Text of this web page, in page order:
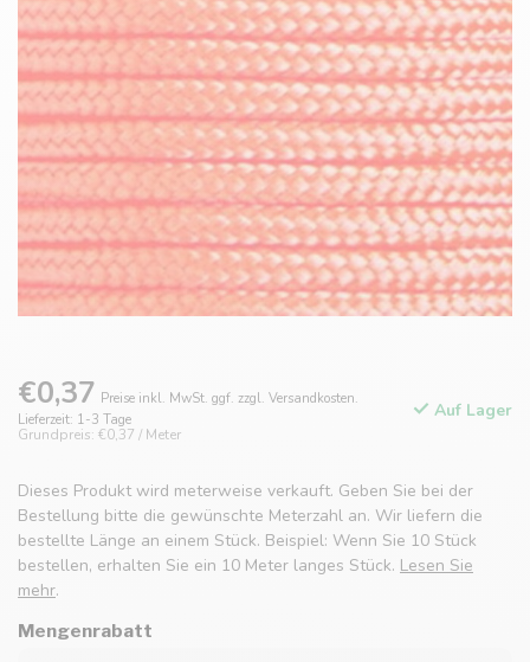
€0,37 Preise inkl. MwSt. ggf. zzgl. Versandkosten.
Lieferzeit: 1-3 Tage
Grundpreis: €0,37 / Meter
Auf Lager
Dieses Produkt wird meterweise verkauft. Geben Sie bei der
Bestellung bitte die gewünschte Meterzahl an. Wir liefern die
bestellte Länge an einem Stück. Beispiel: Wenn Sie 10 Stück
bestellen, erhalten Sie ein 10 Meter langes Stück. Lesen Sie
mehr.
Mengenrabatt